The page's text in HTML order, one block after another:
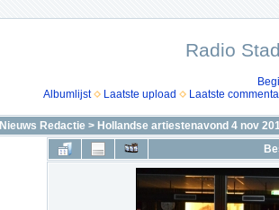
Radio
Albumlijst
Laatste upload Laatste
Nieuws Redactie > Hollandse artiestenavond 4 nov